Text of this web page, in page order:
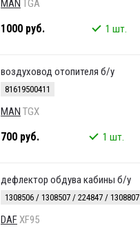
MAN TGA
1000 руб. 1 шт.
воздуховод отопителя б/у
81619500411
MAN TGX
700 руб. 1 шт.
дефлектор обдува кабины б/у
1308506 / 1308507 / 224847 / 1308807
DAFXF95